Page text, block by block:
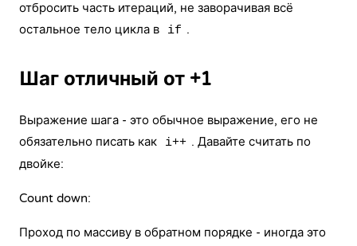
отбросить часть итераций, не заворачивая всё
остальное тело цикла в
if .
Шаг отличный от +1
Выражение шага - это обычное выражение, его не
обязательно писать как
i++ . Давайте считать по
двойке:
Count down:
Проход по массиву в обратном порядке - иногда это